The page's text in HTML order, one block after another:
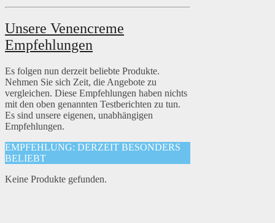
Unsere Venencreme
Empfehlungen
Es folgen nun derzeit beliebte Produkte.
Nehmen Sie sich Zeit, die Angebote zu
vergleichen. Diese Empfehlungen haben nichts
mit den oben genannten Testberichten zu tun.
Es sind unsere eigenen, unabhängigen
Empfehlungen.
EMPFEHLUNG: DERZEIT BESONDERS
BELIEBT
Keine Produkte gefunden.